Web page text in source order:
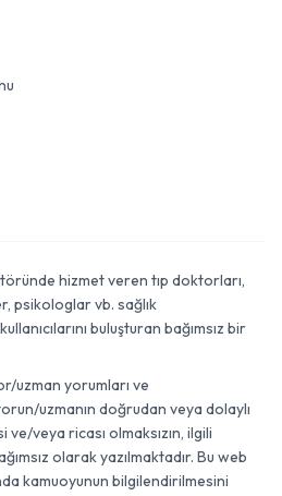
hizmet veren tıp doktorları,
psikologlar vb. sağlık
buluşturan bağımsız bir
uzman yorumları ve
uzmanın doğrudan veya dolaylı
veya ricası olmaksızın, ilgili
olarak yazılmaktadır. Bu web
kamuoyunun bilgilendirilmesini